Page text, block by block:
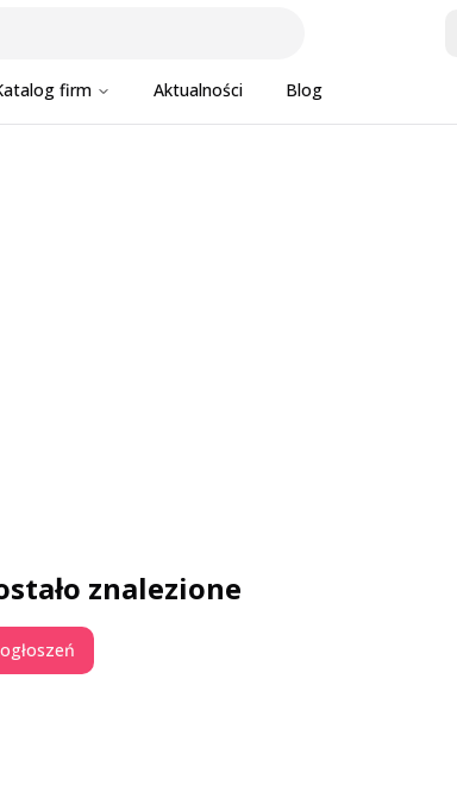
firm Aktualności Blog
znalezione